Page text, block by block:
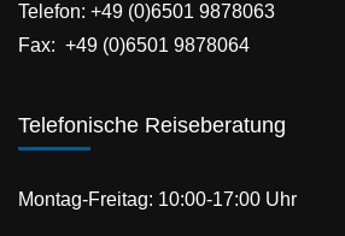
Telefon: +49 (0)6501 9878063
Fax: +49 (0)6501 9878064
Telefonische Reiseberatung
Montag-Freitag: 10:00-17:00 Uhr